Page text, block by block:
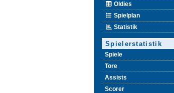
Oldies
Spielplan
Statistik
Spielerstatistik
Spiele
Tore
Assists
Scorer